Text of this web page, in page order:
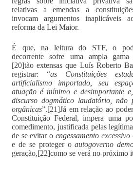
relativas a emendas a
invocam argumentos inaplicáveis
reforma da Lei Maior.
É que, na leitura do STF, o
decorrente sofre uma ampla gama
[20]tão extensas que Luís Roberto
registrar: “as Constituições
artificialismo importado, seu
atuação é mínimo e desimportante
discurso dogmático laudatório, não
orgânicas”.[21]Já em relação ao
Constituição Federal, impera uma
comedimento, justificada pelas
de se evitar o engessamento excessivo
e de se proteger oautogoverno
geração,[22]como se verá no próximo